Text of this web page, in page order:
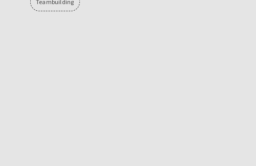
Teambuilding